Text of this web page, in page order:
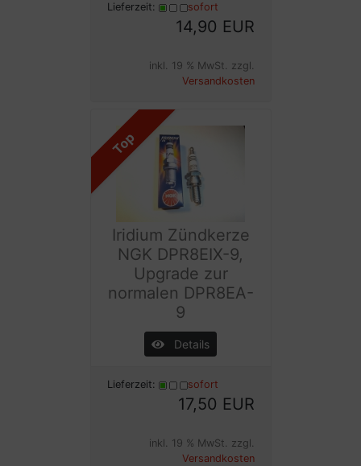
Lieferzeit: sofort
14,90 EUR
inkl. 19 % MwSt. zzgl.
Versandkosten
Top
Iridium Zündkerze
NGK DPR8EIX-9,
Upgrade zur
normalen DPR8EA-
9
Details
Lieferzeit: sofort
17,50 EUR
inkl. 19 % MwSt. zzgl.
Versandkosten